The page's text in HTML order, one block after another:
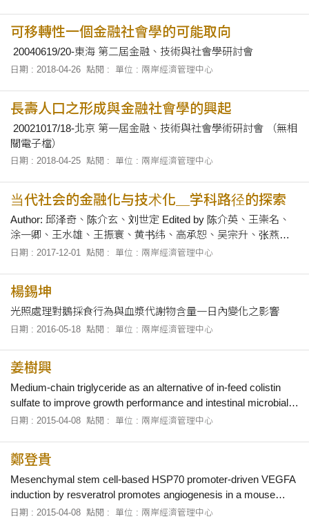
可移轉性一個金融社會學的可能取向
20040619/20-東海 第二屆金融、技術與社會學研討會
日期 : 2018-04-26 點閱 : 單位 : 兩岸經濟管理中心
長壽人口之形成與金融社會學的興起
20021017/18-北京 第一屆金融、技術與社會學術研討會 （無相
關電子檔）
日期 : 2018-04-25 點閱 : 單位 : 兩岸經濟管理中心
当代社会的金融化与技术化＿学科路径的探索
Author: 邱泽奇、陈介玄、刘世定 Edited by 陈介英、王崇名、
涂一卿、王水雄、王振寰、黄书纬、高承恕、吴宗升、张燕、
陈介玄、郭爱民、张茂元、翟宇航 Published by Social science
日期 : 2017-12-01 點閱 : 單位 : 兩岸經濟管理中心
楊錫坤
光照處理對鵝採食行為與血漿代謝物含量一日內變化之影響
日期 : 2016-05-18 點閱 : 單位 : 兩岸經濟管理中心
姜樹興
Medium-chain triglyceride as an alternative of in-feed colistin
sulfate to improve growth performance and intestinal microbial
environment in newly weaned pigs.
日期 : 2015-04-08 點閱 : 單位 : 兩岸經濟管理中心
鄭登貴
Mesenchymal stem cell-based HSP70 promoter-driven VEGFA
induction by resveratrol promotes angiogenesis in a mouse
model.
日期 : 2015-04-08 點閱 : 單位 : 兩岸經濟管理中心